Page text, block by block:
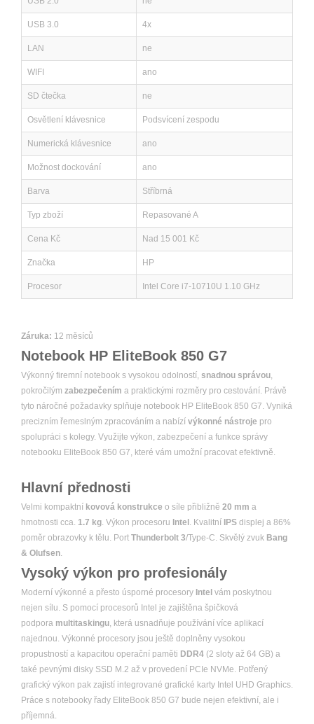
USB 3.0 4x
LAN ne
WIFI ano
SD čtečka ne
Osvětlení klávesnice Podsvícení zespodu
Numerická klávesnice ano
Možnost dockování ano
Barva Stříbrná
Typ zboží Repasované A
Cena Kč Nad 15 001 Kč
Značka HP
Procesor Intel Core i7-10710U 1.10 GHz
Záruka: 12 měsíců
Notebook HP EliteBook 850 G7
Výkonný firemní notebook s vysokou odolností, snadnou správou,
pokročilým zabezpečením a praktickými rozměry pro cestování. Právě
tyto náročné požadavky splňuje notebook HP EliteBook 850 G7. Vyniká
precizním řemeslným zpracováním a nabízí výkonné nástroje pro
spolupráci s kolegy. Využijte výkon, zabezpečení a funkce správy
notebooku EliteBook 850 G7, které vám umožní pracovat efektivně.
Hlavní přednosti
Velmi kompaktní kovová konstrukce o síle přibližně 20 mm a
hmotnosti cca. 1.7 kg. Výkon procesoru Intel . Kvalitní IPS displej a 86%
poměr obrazovky k tělu. Port Thunderbolt 3/Type-C. Skvělý zvuk Bang
& Olufsen.
Vysoký výkon pro profesionály
Moderní výkonné a přesto úsporné procesory Intel vám poskytnou
nejen sílu. S pomocí procesorů Intel je zajištěna špičková
podpora multitaskingu, která usnadňuje používání více aplikací
najednou. Výkonné procesory jsou ještě doplněny vysokou
propustností a kapacitou operační paměti DDR4 (2 sloty až 64 GB) a
také pevnými disky SSD M.2 až v provedení PCIe NVMe. Potřený
grafický výkon pak zajistí integrované grafické karty Intel UHD Graphics.
Práce s notebooky řady EliteBook 850 G7 bude nejen efektivní, ale i
příjemná.